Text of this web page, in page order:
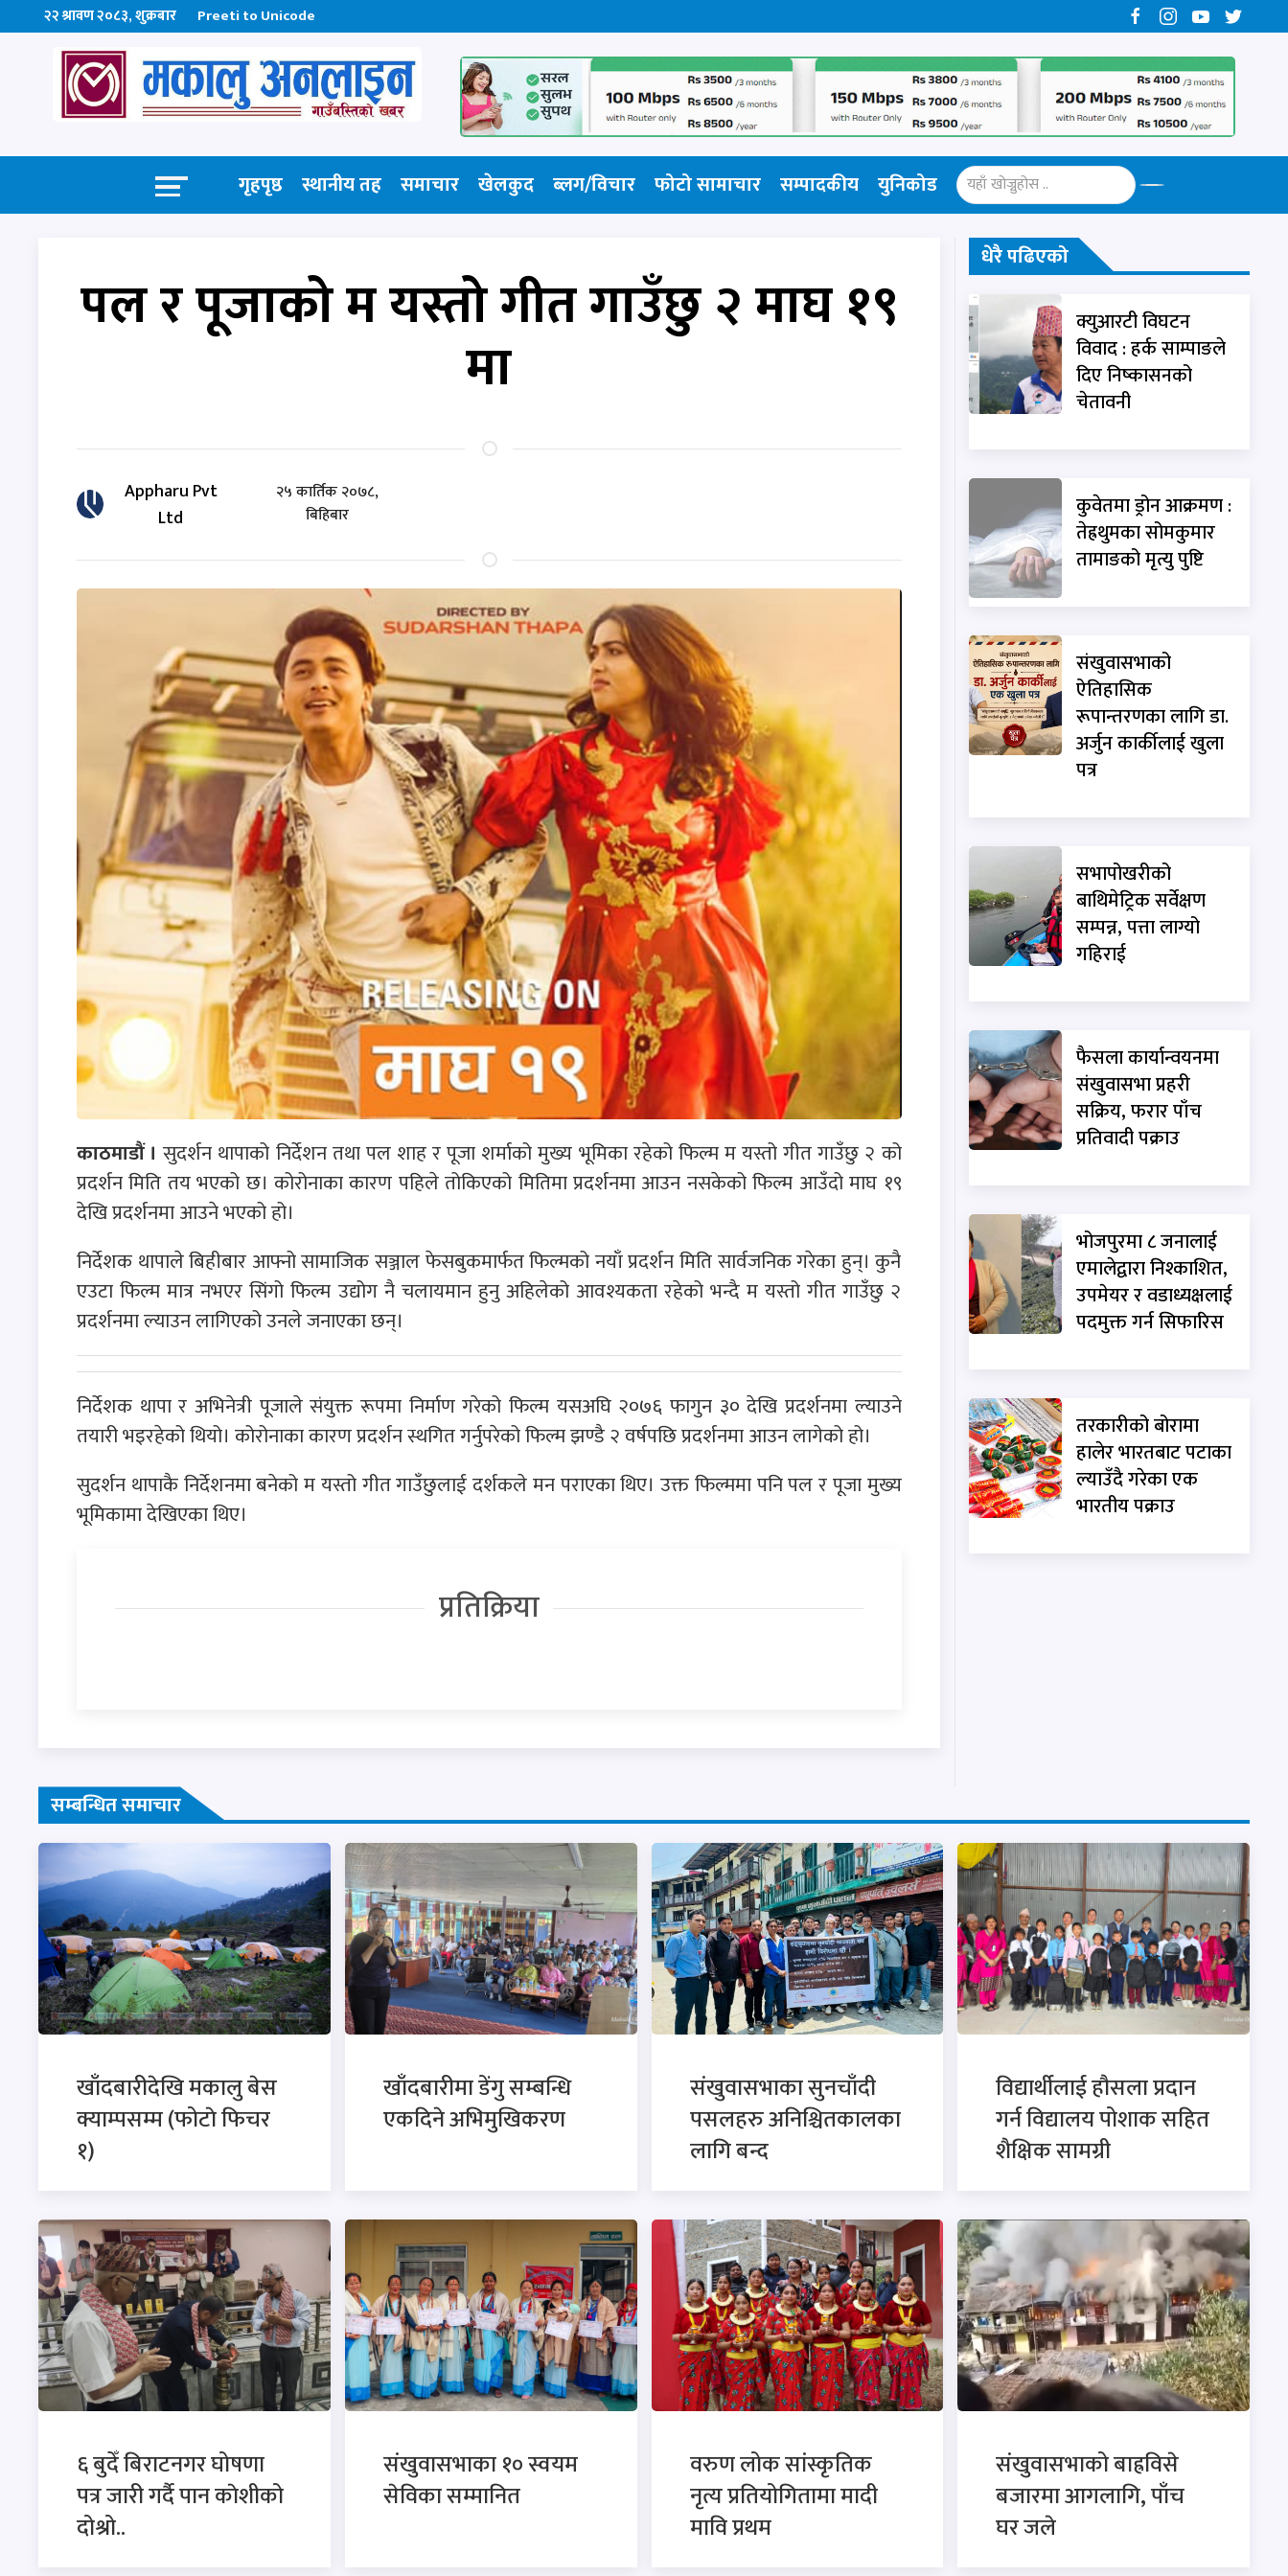
२२ श्रावण २०८३, शुक्रबार Preeti to Unicode
गृहपृष्ठ स्थानीय तह समाचार खेलकुद ब्लग/विचार फोटो सामाचार​ सम्पादकीय युनिकोड
पल र पूजाको म यस्तो गीत गाउँछु २ माघ १९
मा
Appharu Pvt
Ltd
२५ कार्तिक २०७८,
बिहिबार
काठमाडौं । सुदर्शन थापाको निर्देशन तथा पल शाह र पूजा शर्माको मुख्य भूमिका रहेको फिल्म म यस्तो गीत गाउँछु २ को
प्रदर्शन मिति तय भएको छ। कोरोनाका कारण पहिले तोकिएको मितिमा प्रदर्शनमा आउन नसकेको फिल्म आउँदो माघ १९
देखि प्रदर्शनमा आउने भएको हो।
निर्देशक थापाले बिहीबार आफ्नो सामाजिक सञ्जाल फेसबुकमार्फत फिल्मको नयाँ प्रदर्शन मिति सार्वजनिक गरेका हुन्। कुनै
एउटा फिल्म मात्र नभएर सिंगो फिल्म उद्योग नै चलायमान हुनु अहिलेको आवश्यकता रहेको भन्दै म यस्तो गीत गाउँछु २
प्रदर्शनमा ल्याउन लागिएको उनले जनाएका छन्।
निर्देशक थापा र अभिनेत्री पूजाले संयुक्त रूपमा निर्माण गरेको फिल्म यसअघि २०७६ फागुन ३० देखि प्रदर्शनमा ल्याउने
तयारी भइरहेको थियो। कोरोनाका कारण प्रदर्शन स्थगित गर्नुपरेको फिल्म झण्डै २ वर्षपछि प्रदर्शनमा आउन लागेको हो।
सुदर्शन थापाकै निर्देशनमा बनेको म यस्तो गीत गाउँछुलाई दर्शकले मन पराएका थिए। उक्त फिल्ममा पनि पल र पूजा मुख्य
भूमिकामा देखिएका थिए।
प्रतिक्रिया
धेरै पढिएको
क्युआरटी विघटन
विवाद : हर्क साम्पाङले
दिए निष्कासनको
चेतावनी
कुवेतमा ड्रोन आक्रमण :
तेह्रथुमका सोमकुमार
तामाङको मृत्यु पुष्टि
संखुवासभाको
ऐतिहासिक
रूपान्तरणका लागि डा.
अर्जुन कार्कीलाई खुला
पत्र
सभापोखरीको
बाथिमेट्रिक सर्वेक्षण
सम्पन्न, पत्ता लाग्यो
गहिराई
फैसला कार्यान्वयनमा
संखुवासभा प्रहरी
सक्रिय, फरार पाँच
प्रतिवादी पक्राउ
भोजपुरमा ८ जनालाई
एमालेद्वारा निश्काशित,
उपमेयर र वडाध्यक्षलाई
पदमुक्त गर्न सिफारिस
तरकारीको बोरामा
हालेर भारतबाट पटाका
ल्याउँदै गरेका एक
भारतीय पक्राउ
सम्बन्धित समाचार
खाँदबारीदेखि मकालु बेस
क्याम्पसम्म (फोटाे फिचर
१)
खाँदबारीमा डेंगु सम्बन्धि
एकदिने अभिमुखिकरण
संखुवासभाका सुनचाँदी
पसलहरु अनिश्चितकालका
लागि बन्द
विद्यार्थीलाई हौसला प्रदान
गर्न विद्यालय पोशाक सहित
शैक्षिक सामग्री
६ बुदेँ बिराटनगर घोषणा
पत्र जारी गर्दै पान काेशीको
दोश्रो..
संखुवासभाका १० स्वयम
सेविका सम्मानित
वरुण लोक सांस्कृतिक
नृत्य प्रतियोगितामा मादी
मावि प्रथम
संखुवासभाको बाह्रविसे
बजारमा आगलागि, पाँच
घर जले